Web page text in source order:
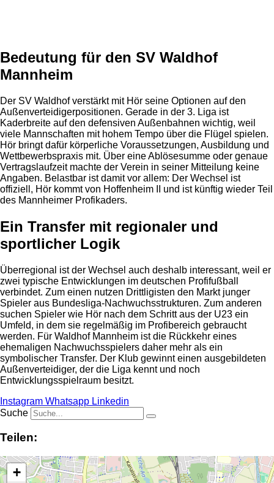
Bedeutung für den SV Waldhof
Mannheim
Der SV Waldhof verstärkt mit Hör seine Optionen auf den
Außenverteidigerpositionen. Gerade in der 3. Liga ist
Kaderbreite auf den defensiven Außenbahnen wichtig, weil
viele Mannschaften mit hohem Tempo über die Flügel spielen.
Hör bringt dafür körperliche Voraussetzungen, Ausbildung und
Wettbewerbspraxis mit. Über eine Ablösesumme oder genaue
Vertragslaufzeit machte der Verein in seiner Mitteilung keine
Angaben. Belastbar ist damit vor allem: Der Wechsel ist
offiziell, Hör kommt von Hoffenheim II und ist künftig wieder Teil
des Mannheimer Profikaders.
Ein Transfer mit regionaler und
sportlicher Logik
Überregional ist der Wechsel auch deshalb interessant, weil er
zwei typische Entwicklungen im deutschen Profifußball
verbindet. Zum einen nutzen Drittligisten den Markt junger
Spieler aus Bundesliga-Nachwuchsstrukturen. Zum anderen
suchen Spieler wie Hör nach dem Schritt aus der U23 ein
Umfeld, in dem sie regelmäßig im Profibereich gebraucht
werden. Für Waldhof Mannheim ist die Rückkehr eines
ehemaligen Nachwuchsspielers daher mehr als ein
symbolischer Transfer. Der Klub gewinnt einen ausgebildeten
Außenverteidiger, der die Liga kennt und noch
Entwicklungsspielraum besitzt.
Instagram Whatsapp Linkedin
Suche
Teilen:
+